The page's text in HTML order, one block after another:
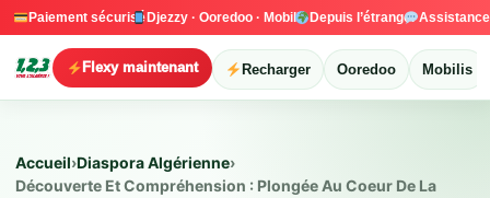
Paiement sécurisé Djezzy · Ooredoo · Mobilis Depuis l’étranger
Recharger Ooredoo Mobilis
Flexy maintenant
Accueil›Diaspora Algérienne›
Découverte Et Compréhension : Plongée Au Coeur De La